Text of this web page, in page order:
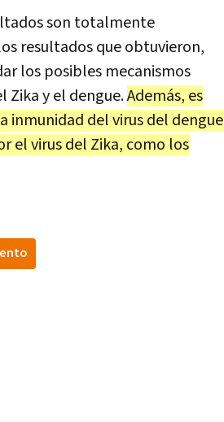
son totalmente
resultados que obtuvieron,
los posibles mecanismos
Zika y el dengue.Además, es
inmunidad del virus del dengue
el virus del Zika, como los